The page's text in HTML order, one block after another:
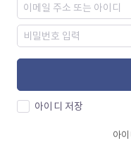
아이디 저장
아